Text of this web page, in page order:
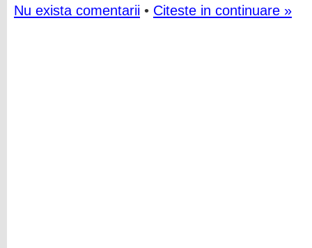
Nu exista comentarii • Citeste in continuare »